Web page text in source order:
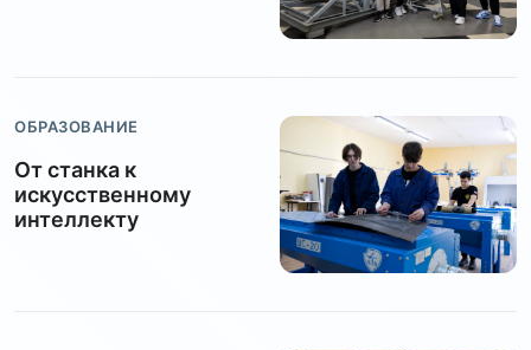
ОБРАЗОВАНИЕ
От станка к
искусственному
интеллекту